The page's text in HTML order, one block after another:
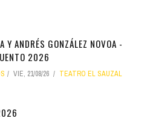
Y ANDRÉS GONZÁLEZ NOVOA -
2026
VIE, 21/08/26 TEATRO EL SAUZAL